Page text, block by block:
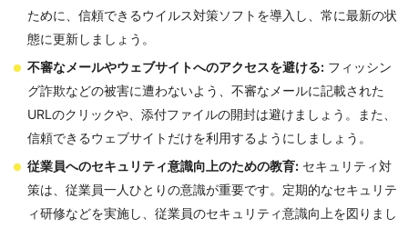
ために、信頼できるウイルス対策ソフトを導入し、常に最新の状
態に更新しましょう。
不審なメールやウェブサイトへのアクセスを避ける: フィッシン
グ詐欺などの被害に遭わないよう、不審なメールに記載された
URLのクリックや、添付ファイルの開封は避けましょう。また、
信頼できるウェブサイトだけを利用するようにしましょう。
従業員へのセキュリティ意識向上のための教育: セキュリティ対
策は、従業員一人ひとりの意識が重要です。定期的なセキュリテ
ィ研修などを実施し、従業員のセキュリティ意識向上を図りまし